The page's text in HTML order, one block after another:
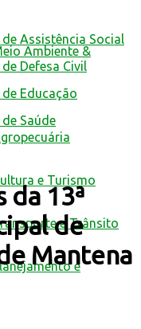
Assistência Social
Defesa Civil
Educação
Saúde
Ambiente &
e Turismo
e Trânsito
e
da 13ª
de
Mantena